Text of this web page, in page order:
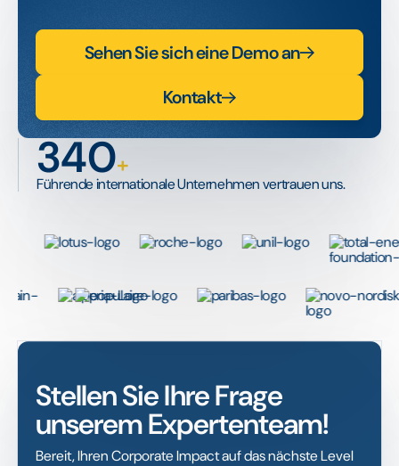
Sehen Sie sich eine Demo an
Kontakt
340+
Führende internationale Unternehmen vertrauen uns.
Stellen Sie Ihre Frage
unserem Expertenteam!
Bereit, Ihren Corporate Impact auf das nächste Level